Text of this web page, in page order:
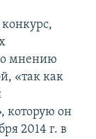
мнению
«так как
которую он
2014 г. в